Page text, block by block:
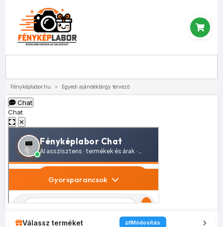
Fényképlabor.hu » Egyedi ajándéktárgy tervező
Chat
Chat
✕
Válassz terméket Módosítás